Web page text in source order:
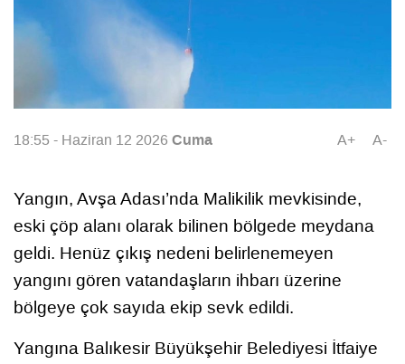
18:55 - Haziran 12 2026 Cuma A+ A-
Yangın, Avşa Adası’nda Malikilik mevkisinde,
eski çöp alanı olarak bilinen bölgede meydana
geldi. Henüz çıkış nedeni belirlenemeyen
yangını gören vatandaşların ihbarı üzerine
bölgeye çok sayıda ekip sevk edildi.
Yangına Balıkesir Büyükşehir Belediyesi İtfaiye